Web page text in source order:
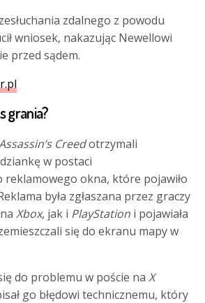
zdalnego z powodu
wniosek, nakazując Newellowi
przed sądem.
grania?
Creedotrzymali
w postaci
reklamowego okna, które pojawiło
była zgłaszana przez graczy
Xbox, jak i PlayStation i pojawiała
się do ekranu mapy w
do problemu w poście naX
go błędowi technicznemu, który